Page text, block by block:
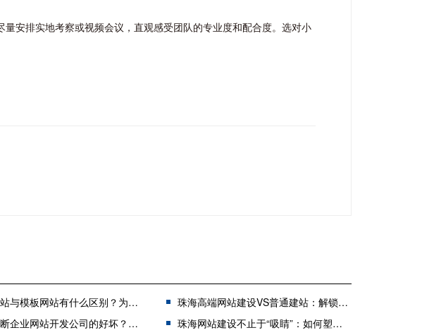
安排实地考察或视频会议，直观感受团队的专业度和配合度。选对小
板网站有什么区别？为什么选择定制网站？
珠海高端网站建设VS普通建站：解锁企业线上发展新格局
网站开发公司的好坏？珠海网站开发公司给出建议 珠海网站建设不止于“吸睛”：如何塑造能驱动增长的价值型形象？